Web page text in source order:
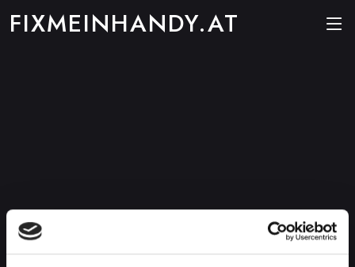
FIXMEINHANDY.AT